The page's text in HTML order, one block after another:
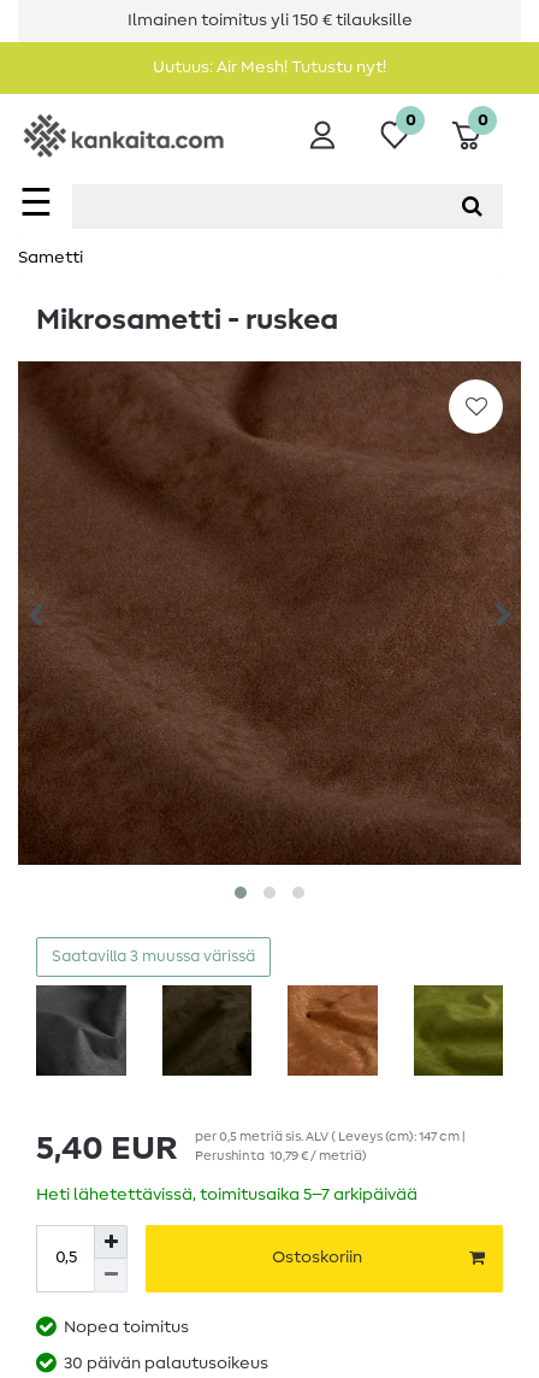
Ilmainen toimitus yli 150 € tilauksille
Uutuus: Air Mesh! Tutustu nyt!
☰
0 0
Sametti
Mikrosametti - ruskea
Saatavilla 3 muussa värissä
5,40 EUR per0,5 metriäsis. ALV( Leveys (cm): 147 cm |
Perushinta 10,79 € / metriä)
Heti lähetettävissä, toimitusaika 5–7 arkipäivää
Ostoskoriin
Nopea toimitus
30 päivän palautusoikeus